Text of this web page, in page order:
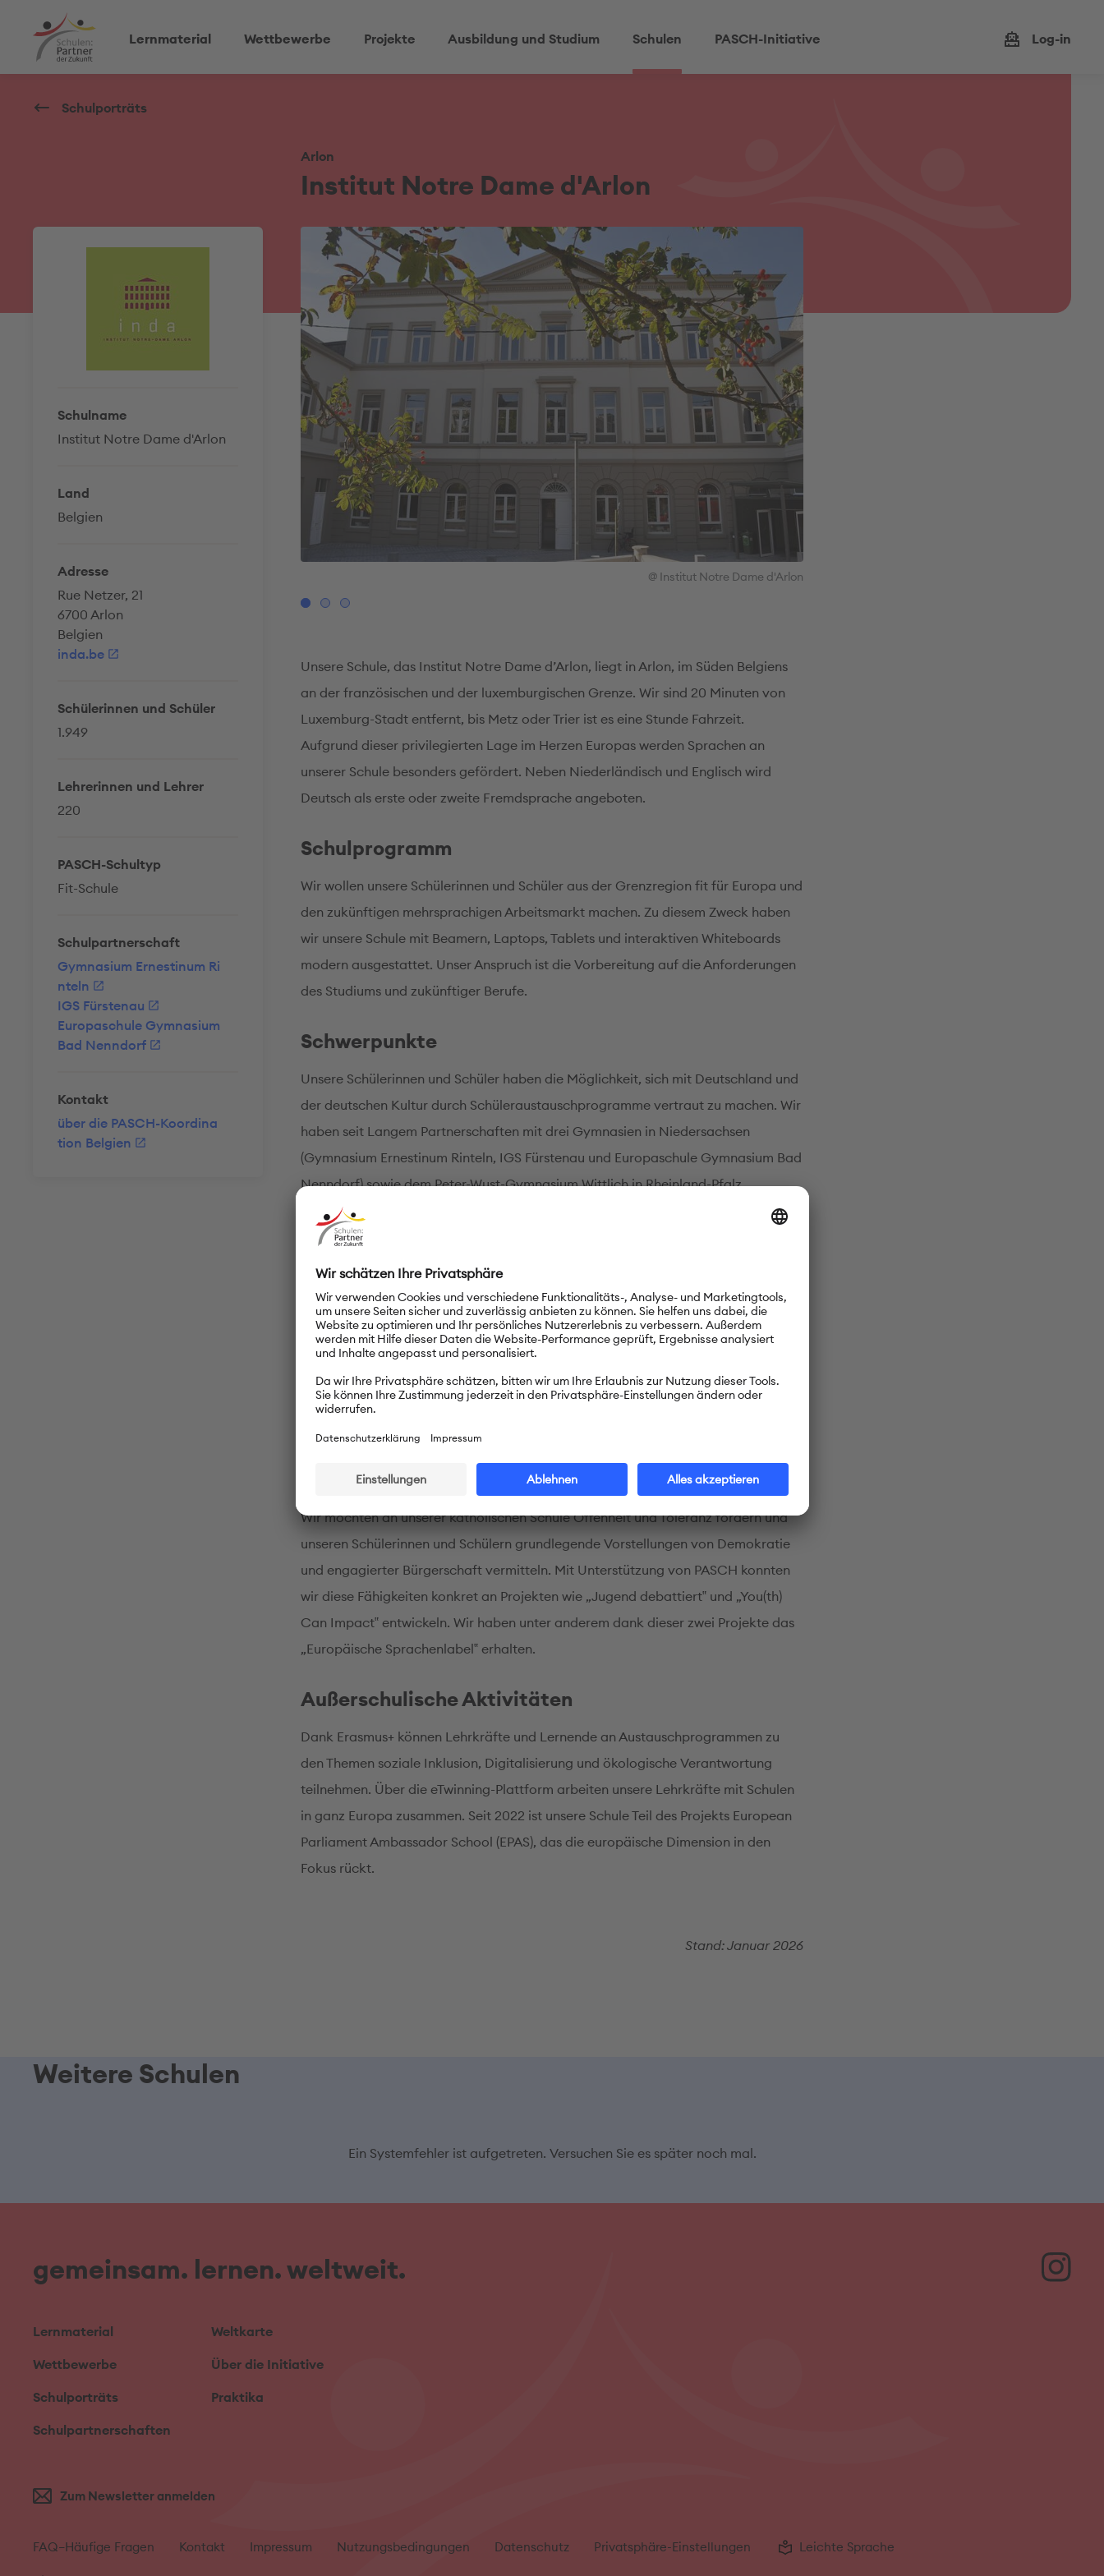
Lernmaterial Wettbewerbe Projekte Ausbildung und Studium Schulen PASCH-Initiative Log-in
Schulporträts
Arlon
Institut Notre Dame d'Arlon
Schulname
Institut Notre Dame d'Arlon
Land
Belgien
Adresse
Rue Netzer, 21
6700 Arlon
Belgien
inda.be
Schülerinnen und Schüler
1.949
Lehrerinnen und Lehrer
220
PASCH-Schultyp
Fit-Schule
Schulpartnerschaft
Gymnasium Ernestinum Ri
nteln
IGS Fürstenau
Europaschule Gymnasium
Bad Nenndorf
Kontakt
über die PASCH-Koordina
tion Belgien
@ Institut Notre Dame d'Arlon
Unsere Schule, das Institut Notre Dame d’Arlon, liegt in Arlon, im Süden Belgiens
an der französischen und der luxemburgischen Grenze. Wir sind 20 Minuten von
Luxemburg-Stadt entfernt, bis Metz oder Trier ist es eine Stunde Fahrzeit.
Aufgrund dieser privilegierten Lage im Herzen Europas werden Sprachen an
unserer Schule besonders gefördert. Neben Niederländisch und Englisch wird
Deutsch als erste oder zweite Fremdsprache angeboten.
Schulprogramm
Wir wollen unsere Schülerinnen und Schüler aus der Grenzregion fit für Europa und
den zukünftigen mehrsprachigen Arbeitsmarkt machen. Zu diesem Zweck haben
wir unsere Schule mit Beamern, Laptops, Tablets und interaktiven Whiteboards
modern ausgestattet. Unser Anspruch ist die Vorbereitung auf die Anforderungen
des Studiums und zukünftiger Berufe.
Schwerpunkte
Unsere Schülerinnen und Schüler haben die Möglichkeit, sich mit Deutschland und
der deutschen Kultur durch Schüleraustauschprogramme vertraut zu machen. Wir
haben seit Langem Partnerschaften mit drei Gymnasien in Niedersachsen
(Gymnasium Ernestinum Rinteln, IGS Fürstenau und Europaschule Gymnasium Bad
Nenndorf) sowie dem Peter-Wust-Gymnasium Wittlich in Rheinland-Pfalz.
Deutschunterricht an der Schule
Seit dem Schuljahr 2005/06 gibt es an unserer Schule ab der 1. Klasse einen
bilingualen Unterrichtszweig auf Deutsch (CLIL) mit muttersprachlichen
Lehrkräften in Sport, Geschichte, Erdkunde und Naturwissenschaften. Jedes Jahr
findet ein Austausch der 1. und 4. Klassen mit einer der Partnerschulen statt.
Regelmäßig werden auch Reisen und Ausflüge nach Deutschland durchgeführt.
Viele unserer Schülerinnen und Schüler nehmen erfolgreich an den Prüfungen des
PASCH-Aktivitäten und internationaler Austausch
Wir möchten an unserer katholischen Schule Offenheit und Toleranz fördern und
unseren Schülerinnen und Schülern grundlegende Vorstellungen von Demokratie
und engagierter Bürgerschaft vermitteln. Mit Unterstützung von PASCH konnten
wir diese Fähigkeiten konkret an Projekten wie „Jugend debattiert‟ und „You(th)
Can Impact‟ entwickeln. Wir haben unter anderem dank dieser zwei Projekte das
„Europäische Sprachenlabel‟ erhalten.
Außerschulische Aktivitäten
Dank Erasmus+ können Lehrkräfte und Lernende an Austauschprogrammen zu
den Themen soziale Inklusion, Digitalisierung und ökologische Verantwortung
teilnehmen. Über die eTwinning-Plattform arbeiten unsere Lehrkräfte mit Schulen
in ganz Europa zusammen. Seit 2022 ist unsere Schule Teil des Projekts European
Parliament Ambassador School (EPAS), das die europäische Dimension in den
Fokus rückt.
Stand: Januar 2026
Weitere Schulen
Ein Systemfehler ist aufgetreten. Versuchen Sie es später noch mal.
gemeinsam. lernen. weltweit.
Lernmaterial
Wettbewerbe
Schulporträts
Schulpartnerschaften
Weltkarte
Über die Initiative
Praktika
Zum Newsletter anmelden
FAQ–Häufige Fragen Kontakt Impressum Nutzungsbedingungen Datenschutz Privatsphäre-Einstellungen Leichte Sprache